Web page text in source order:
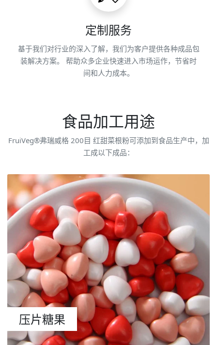
定制服务
基于我们对行业的深入了解，我们为客户提供各种成品包
装解决方案。 帮助众多企业快速进入市场运作，节省时
间和人力成本。
食品加工用途
FruiVeg®弗瑞威格 200目 红甜菜根粉可添加到食品生产中，加
工成以下成品：
压片糖果